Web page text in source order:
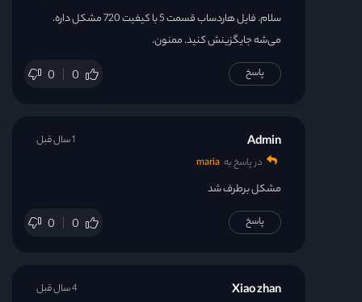
قسمت 29
قسمت 30
قسمت 33
قسمت 34
قسمت 35
سلام. فایل هاردساب قسمت 5 با کیفیت 720 مشکل داره.
می‌شه جایگزینش کنید. ممنون.
0 0 پاسخ
Admin
در پاسخ به maria
مشکل برطرف شد
0 0
1 سال قبل
پاسخ
Xiao zhan 4 سال قبل